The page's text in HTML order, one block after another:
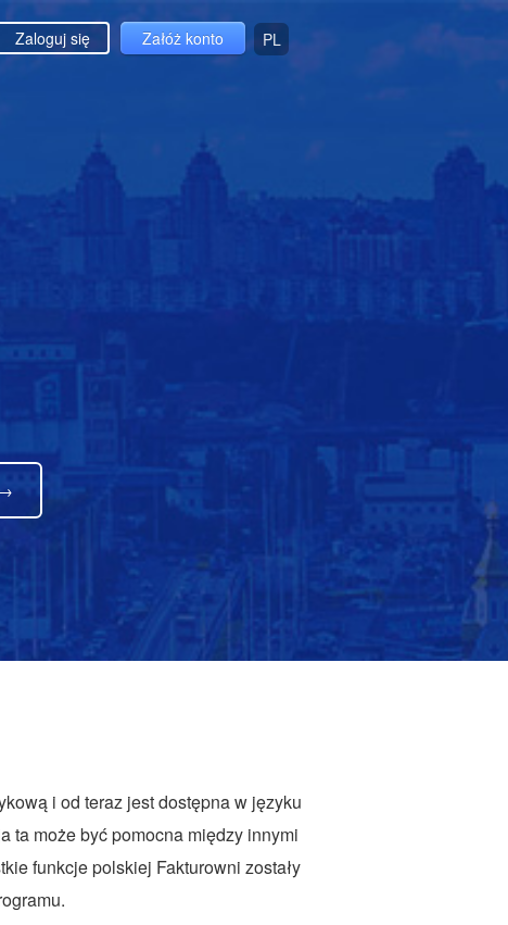
Zaloguj się Załóż konto PL
i od teraz jest dostępna w języku
ta może być pomocna między innymi
funkcje polskiej Fakturowni zostały